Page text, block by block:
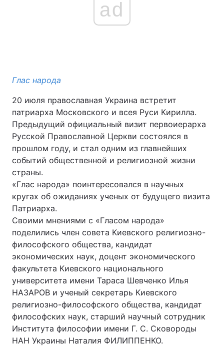
ad
Глас народа
20 июля православная Украина встретит
патриарха Московского и всея Руси Кирилла.
Предыдущий официальный визит первоиерарха
Русской Православной Церкви состоялся в
прошлом году, и стал одним из главнейших
событий общественной и религиозной жизни
страны.
«Глас народа» поинтересовался в научных
кругах об ожиданиях ученых от будущего визита
Патриарха.
Своими мнениями с «Гласом народа»
поделились член совета Киевского религиозно-
философского общества, кандидат
экономических наук, доцент экономического
факультета Киевского национального
университета имени Тараса Шевченко Илья
НАЗАРОВ и ученый секретарь Киевского
религиозно-философского общества, кандидат
философских наук, старший научный сотрудник
Института философии имени Г. С. Сковороды
НАН Украины Наталия ФИЛИППЕНКО.